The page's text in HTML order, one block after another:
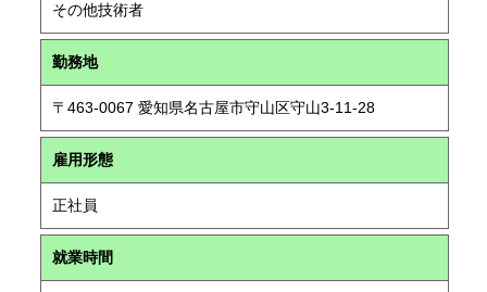
その他技術者
勤務地
〒463-0067 愛知県名古屋市守山区守山3-11-28
雇用形態
正社員
就業時間